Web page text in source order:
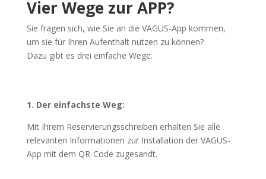
Vier Wege zur APP?
Sie fragen sich, wie Sie an die VAGUS-App kommen,
um sie für Ihren Aufenthalt nutzen zu können?
Dazu gibt es drei einfache Wege:
1. Der einfachste Weg:
Mit Ihrem Reservierungsschreiben erhalten Sie alle
relevanten Informationen zur Installation der VAGUS-
App mit dem QR-Code zugesandt.